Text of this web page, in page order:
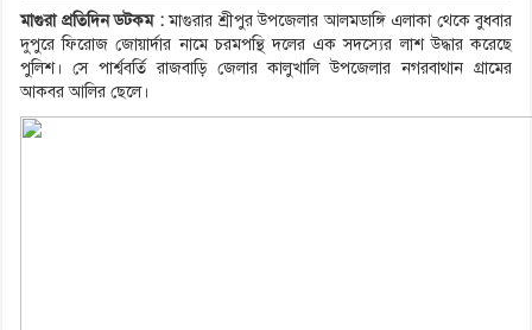
মাগুরা প্রতিদিন ডটকম :মাগুরার শ্রীপুর উপজেলার আলমডাঙ্গি এলাকা থেকে বুধবার
দুপুরে ফিরোজ জোয়ার্দার নামে চরমপন্থি দলের এক সদস্যের লাশ উদ্ধার করেছে
পুলিশ। সে পার্শ্ববর্তি রাজবাড়ি জেলার কালুখালি উপজেলার নগরবাথান গ্রামের
আকবর আলির ছেলে।